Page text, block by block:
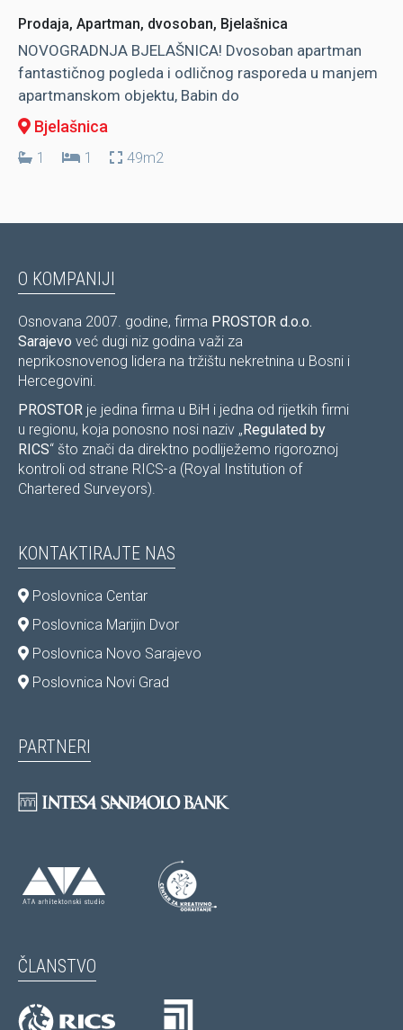
Prodaja, Apartman, dvosoban, Bjelašnica
NOVOGRADNJA BJELAŠNICA! Dvosoban apartman
fantastičnog pogleda i odličnog rasporeda u manjem
apartmanskom objektu, Babin do
Bjelašnica
1 1 49m2
O KOMPANIJI
Osnovana 2007. godine, firma PROSTOR d.o.o.
Sarajevo već dugi niz godina važi za
neprikosnovenog lidera na tržištu nekretnina u Bosni i
Hercegovini.
PROSTOR je jedina firma u BiH i jedna od rijetkih firmi
u regionu, koja ponosno nosi naziv „Regulated by
RICS“ što znači da direktno podliježemo rigoroznoj
kontroli od strane RICS-a (Royal Institution of
Chartered Surveyors).
KONTAKTIRAJTE NAS
Poslovnica Centar
Poslovnica Marijin Dvor
Poslovnica Novo Sarajevo
Poslovnica Novi Grad
PARTNERI
ČLANSTVO